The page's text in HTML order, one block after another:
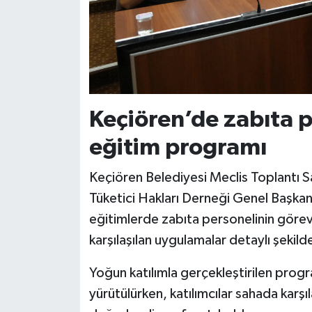
Keçiören’de zabıta
eğitim programı
Keçiören Belediyesi Meclis Toplantı
Tüketici Hakları Derneği Genel
eğitimlerde zabıta personelinin
karşılaşılan uygulamalar detaylı
Yoğun katılımla gerçekleştirilen
yürütülürken, katılımcılar sahada